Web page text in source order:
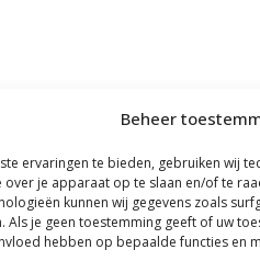
Beheer
ervaringen te bieden, gebruiken wij
over je apparaat op te slaan en/of te
kunnen wij gegevens zoals
Als je geen toestemming geeft of uw
hebben op bepaalde functies en